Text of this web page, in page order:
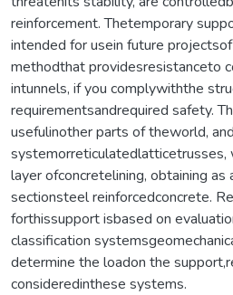
reinforcement. Thetemporary
intended for usein future
methodthat providesresistanceto
intunnels, if you complywiththe
requirementsandrequired safety.
usefulinother parts of theworld,
systemorreticulatedlatticetrusses,
layer ofconcretelining, obtaining
sectionsteel reinforcedconcrete.
forthissupport isbased on
classification
determine the loadon the
consideredinthese systems.